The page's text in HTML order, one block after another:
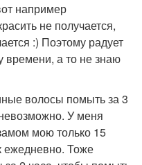
например
не получается,
:) Поэтому радует
времени, а то не знаю
волосы помыть за 3
У меня
мою только 15
ежедневно. Тоже